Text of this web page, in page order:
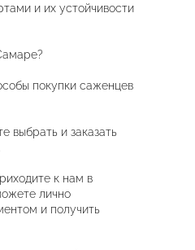
и их устойчивости
покупки саженцев
выбрать и заказать
к нам в
лично
и получить